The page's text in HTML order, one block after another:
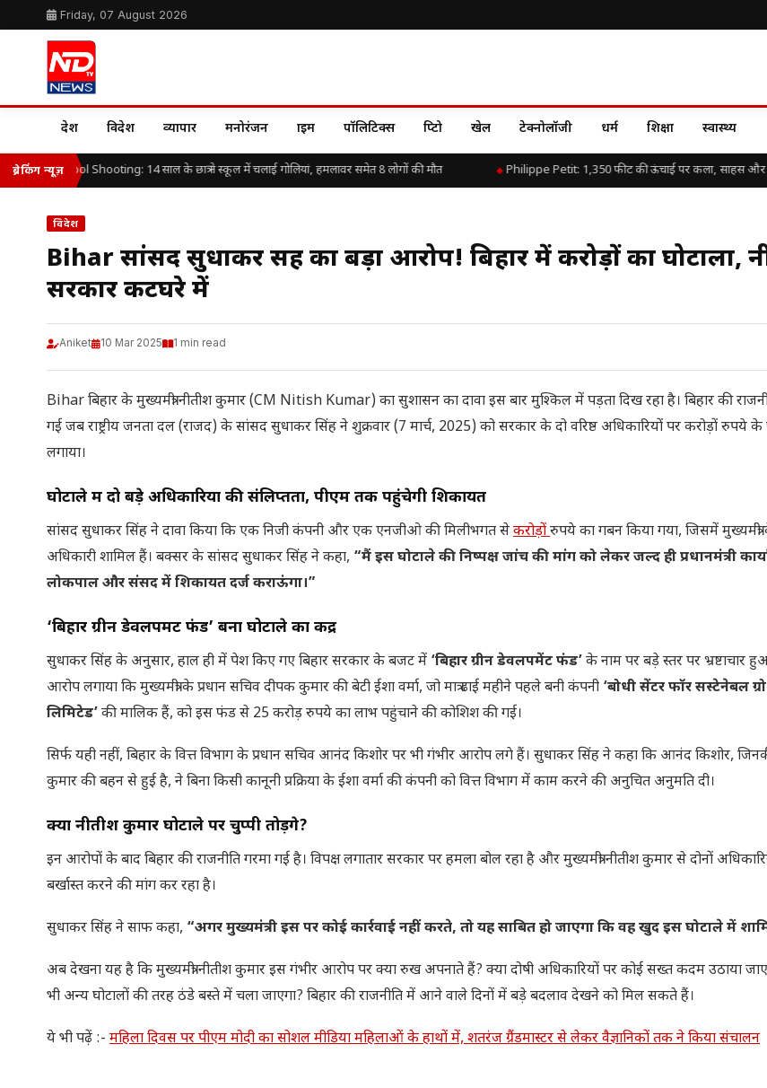
Friday, 07 August 2026
देश विदेश व्यापार मनोरंजन क्राइम पॉलिटिक्स क्रिप्टो खेल टेक्नोलॉजी धर्म शिक्षा स्वास्थ्य
ब्रेकिंग न्यूज़
School Shooting: 14 साल के छात्र ने स्कूल में चलाई गोलियां, हमलावर समेत 8 लोगों की मौत Philippe Petit: 1,350 फीट की ऊंचाई पर कला, साहस और
विदेश
Bihar सांसद सुधाकर सिंह का बड़ा आरोप! बिहार में करोड़ों का घोटाला,
सरकार कटघरे में
Aniket 10 Mar 2025 1 min read
Bihar बिहार के मुख्यमंत्री नीतीश कुमार (CM Nitish Kumar) का सुशासन का दावा इस बार मुश्किल में पड़ता दिख रहा है। बिहार की
गई जब राष्ट्रीय जनता दल (राजद) के सांसद सुधाकर सिंह ने शुक्रवार (7 मार्च, 2025) को सरकार के दो वरिष्ठ अधिकारियों पर करोड़ों रुपये
लगाया।
घोटाले में दो बड़े अधिकारियों की संलिप्तता, पीएम तक पहुंचेगी शिकायत
सांसद सुधाकर सिंह ने दावा किया कि एक निजी कंपनी और एक एनजीओ की मिलीभगत सेकरोड़ोंरुपये का गबन किया गया, जिसमें मुख्यमंत्री
अधिकारी शामिल हैं। बक्सर के सांसद सुधाकर सिंह ने कहा, “मैं इस घोटाले की निष्पक्ष जांच की मांग को लेकर जल्द ही प्रधानमंत्री
लोकपाल और संसद में शिकायत दर्ज कराऊंगा।”
‘बिहार ग्रीन डेवलपमेंट फंड’ बना घोटाले का केंद्र
सुधाकर सिंह के अनुसार, हाल ही में पेश किए गए बिहार सरकार के बजट में ‘बिहार ग्रीन डेवलपमेंट फंड’ के नाम पर बड़े स्तर पर भ्रष्टाचार
आरोप लगाया कि मुख्यमंत्री के प्रधान सचिव दीपक कुमार की बेटी ईशा वर्मा, जो मात्र ढाई महीने पहले बनी कंपनी ‘बोधी सेंटर फॉर सस्टेनेबल
लिमिटेड’ की मालिक हैं, को इस फंड से 25 करोड़ रुपये का लाभ पहुंचाने की कोशिश की गई।
सिर्फ यही नहीं, बिहार के वित्त विभाग के प्रधान सचिव आनंद किशोर पर भी गंभीर आरोप लगे हैं। सुधाकर सिंह ने कहा कि आनंद किशोर,
कुमार की बहन से हुई है, ने बिना किसी कानूनी प्रक्रिया के ईशा वर्मा की कंपनी को वित्त विभाग में काम करने की अनुचित अनुमति दी।
क्या नीतीश कुमार घोटाले पर चुप्पी तोड़ेंगे?
इन आरोपों के बाद बिहार की राजनीति गरमा गई है। विपक्ष लगातार सरकार पर हमला बोल रहा है और मुख्यमंत्री नीतीश कुमार से दोनों
बर्खास्त करने की मांग कर रहा है।
सुधाकर सिंह ने साफ कहा, “अगर मुख्यमंत्री इस पर कोई कार्रवाई नहीं करते, तो यह साबित हो जाएगा कि वह खुद इस घोटाले में
अब देखना यह है कि मुख्यमंत्री नीतीश कुमार इस गंभीर आरोप पर क्या रुख अपनाते हैं? क्या दोषी अधिकारियों पर कोई सख्त कदम उठाया
भी अन्य घोटालों की तरह ठंडे बस्ते में चला जाएगा? बिहार की राजनीति में आने वाले दिनों में बड़े बदलाव देखने को मिल सकते हैं।
ये भी पढ़ें :- महिला दिवस पर पीएम मोदी का सोशल मीडिया महिलाओं के हाथों में, शतरंज ग्रैंडमास्टर से लेकर वैज्ञानिकों तक ने किया संचालन